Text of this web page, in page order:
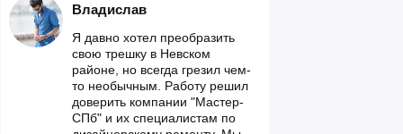
Я давно хотел преобразить
свою трешку в Невском
районе, но всегда грезил чем-
то необычным. Работу решил
доверить компании "Мастер-
СПб" и их специалистам по
Владислав